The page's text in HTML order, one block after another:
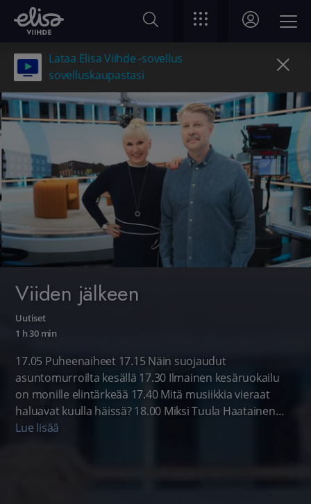
Lataa Elisa Viihde -sovellus
sovelluskaupastasi
Viiden jälkeen
Uutiset
1 h 30 min
17.05 Puheenaiheet 17.15 Näin suojaudut
asuntomurroilta kesällä 17.30 Ilmainen kesäruokailu
on monille elintärkeää 17.40 Mitä musiikkia vieraat
haluavat kuulla häissä? 18.00 Miksi Tuula Haatainen
kyllästyi politiikkaan?
Lue lisää